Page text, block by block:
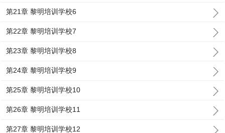
第21章 黎明培训学校6
第22章 黎明培训学校7
第23章 黎明培训学校8
第24章 黎明培训学校9
第25章 黎明培训学校10
第26章 黎明培训学校11
第27章 黎明培训学校12